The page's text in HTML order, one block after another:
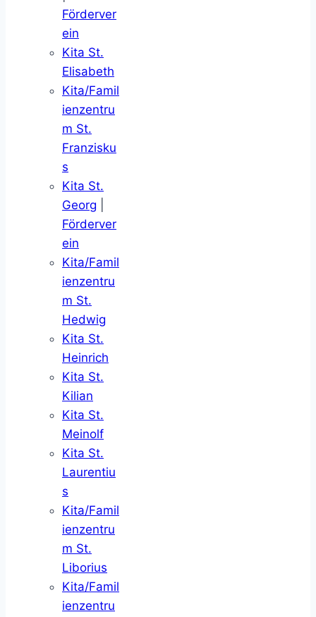
Förderver
ein
Kita St.
Elisabeth
Kita/Famil
ienzentru
m St.
Franzisku
s
Kita St.
Georg
Förderver
ein
Kita/Famil
ienzentru
m St.
Hedwig
Kita St.
Heinrich
Kita St.
Kilian
Kita St.
Meinolf
Kita St.
Laurentiu
s
Kita/Famil
ienzentru
m St.
Liborius
Kita/Famil
ienzentru